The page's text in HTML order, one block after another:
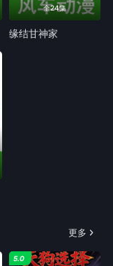
全24集
缘结甘神家
更多
5.0